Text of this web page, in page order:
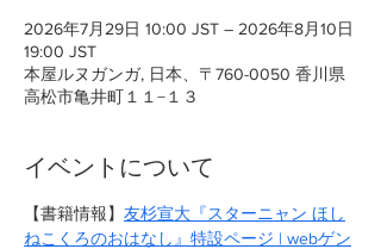
2026年7月29日 10:00 JST – 2026年8月10日
19:00 JST
本屋ルヌガンガ, 日本、〒760-0050 香川県
高松市亀井町１１−１３
イベントについて
【書籍情報】 友杉宣大『スターニャン ほし
ねこくろのおはなし』特設ページ | webゲン